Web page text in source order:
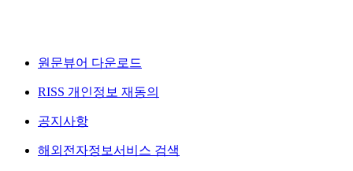
원문뷰어 다운로드
RISS 개인정보 재동의
공지사항
해외전자정보서비스 검색